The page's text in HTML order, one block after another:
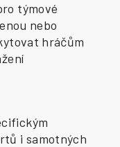
týmové
nebo
hráčům
i samotných